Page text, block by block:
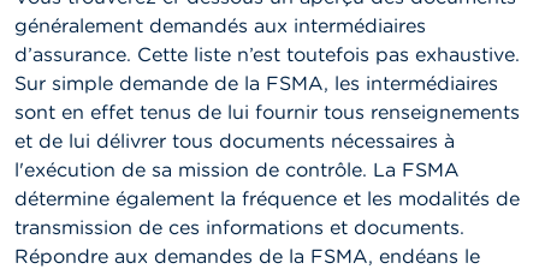
n
e
l
s
L
a
F
S
M
A
généralement demandés aux intermédiaires
d’assurance. Cette liste n’est toutefois pas exhaustive.
Sur simple demande de la FSMA, les intermédiaires
sont en effet tenus de lui fournir tous renseignements
et de lui délivrer tous documents nécessaires à
l'exécution de sa mission de contrôle. La FSMA
détermine également la fréquence et les modalités de
transmission de ces informations et documents.
Répondre aux demandes de la FSMA, endéans le